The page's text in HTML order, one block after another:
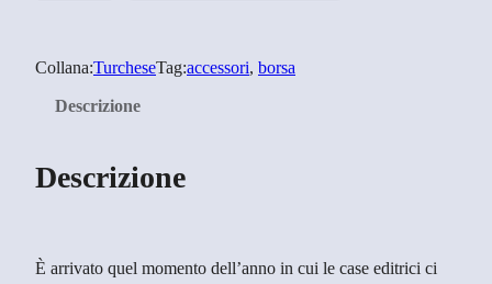
a
o
T
Collana:TurcheseTag:accessori, borsa
Descrizione
Descrizione
È arrivato quel momento dell’anno in cui le case editrici ci